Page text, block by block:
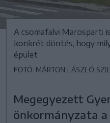
A csomafalvi Marosparti
konkrét döntés, hogy
épület
FOTÓ: MÁRTON LÁSZLÓ
Megegyezett
önkormányzata